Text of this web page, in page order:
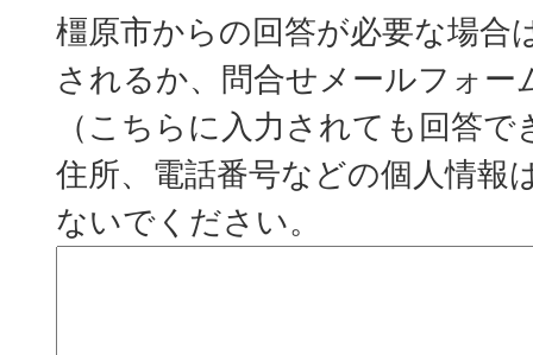
橿原市からの回答が必要な場合
されるか、問合せメールフォー
（こちらに入力されても回答
住所、電話番号などの個人情報
ないでください。